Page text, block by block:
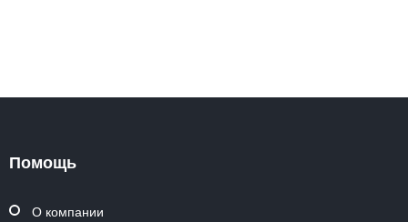
Помощь
О компании